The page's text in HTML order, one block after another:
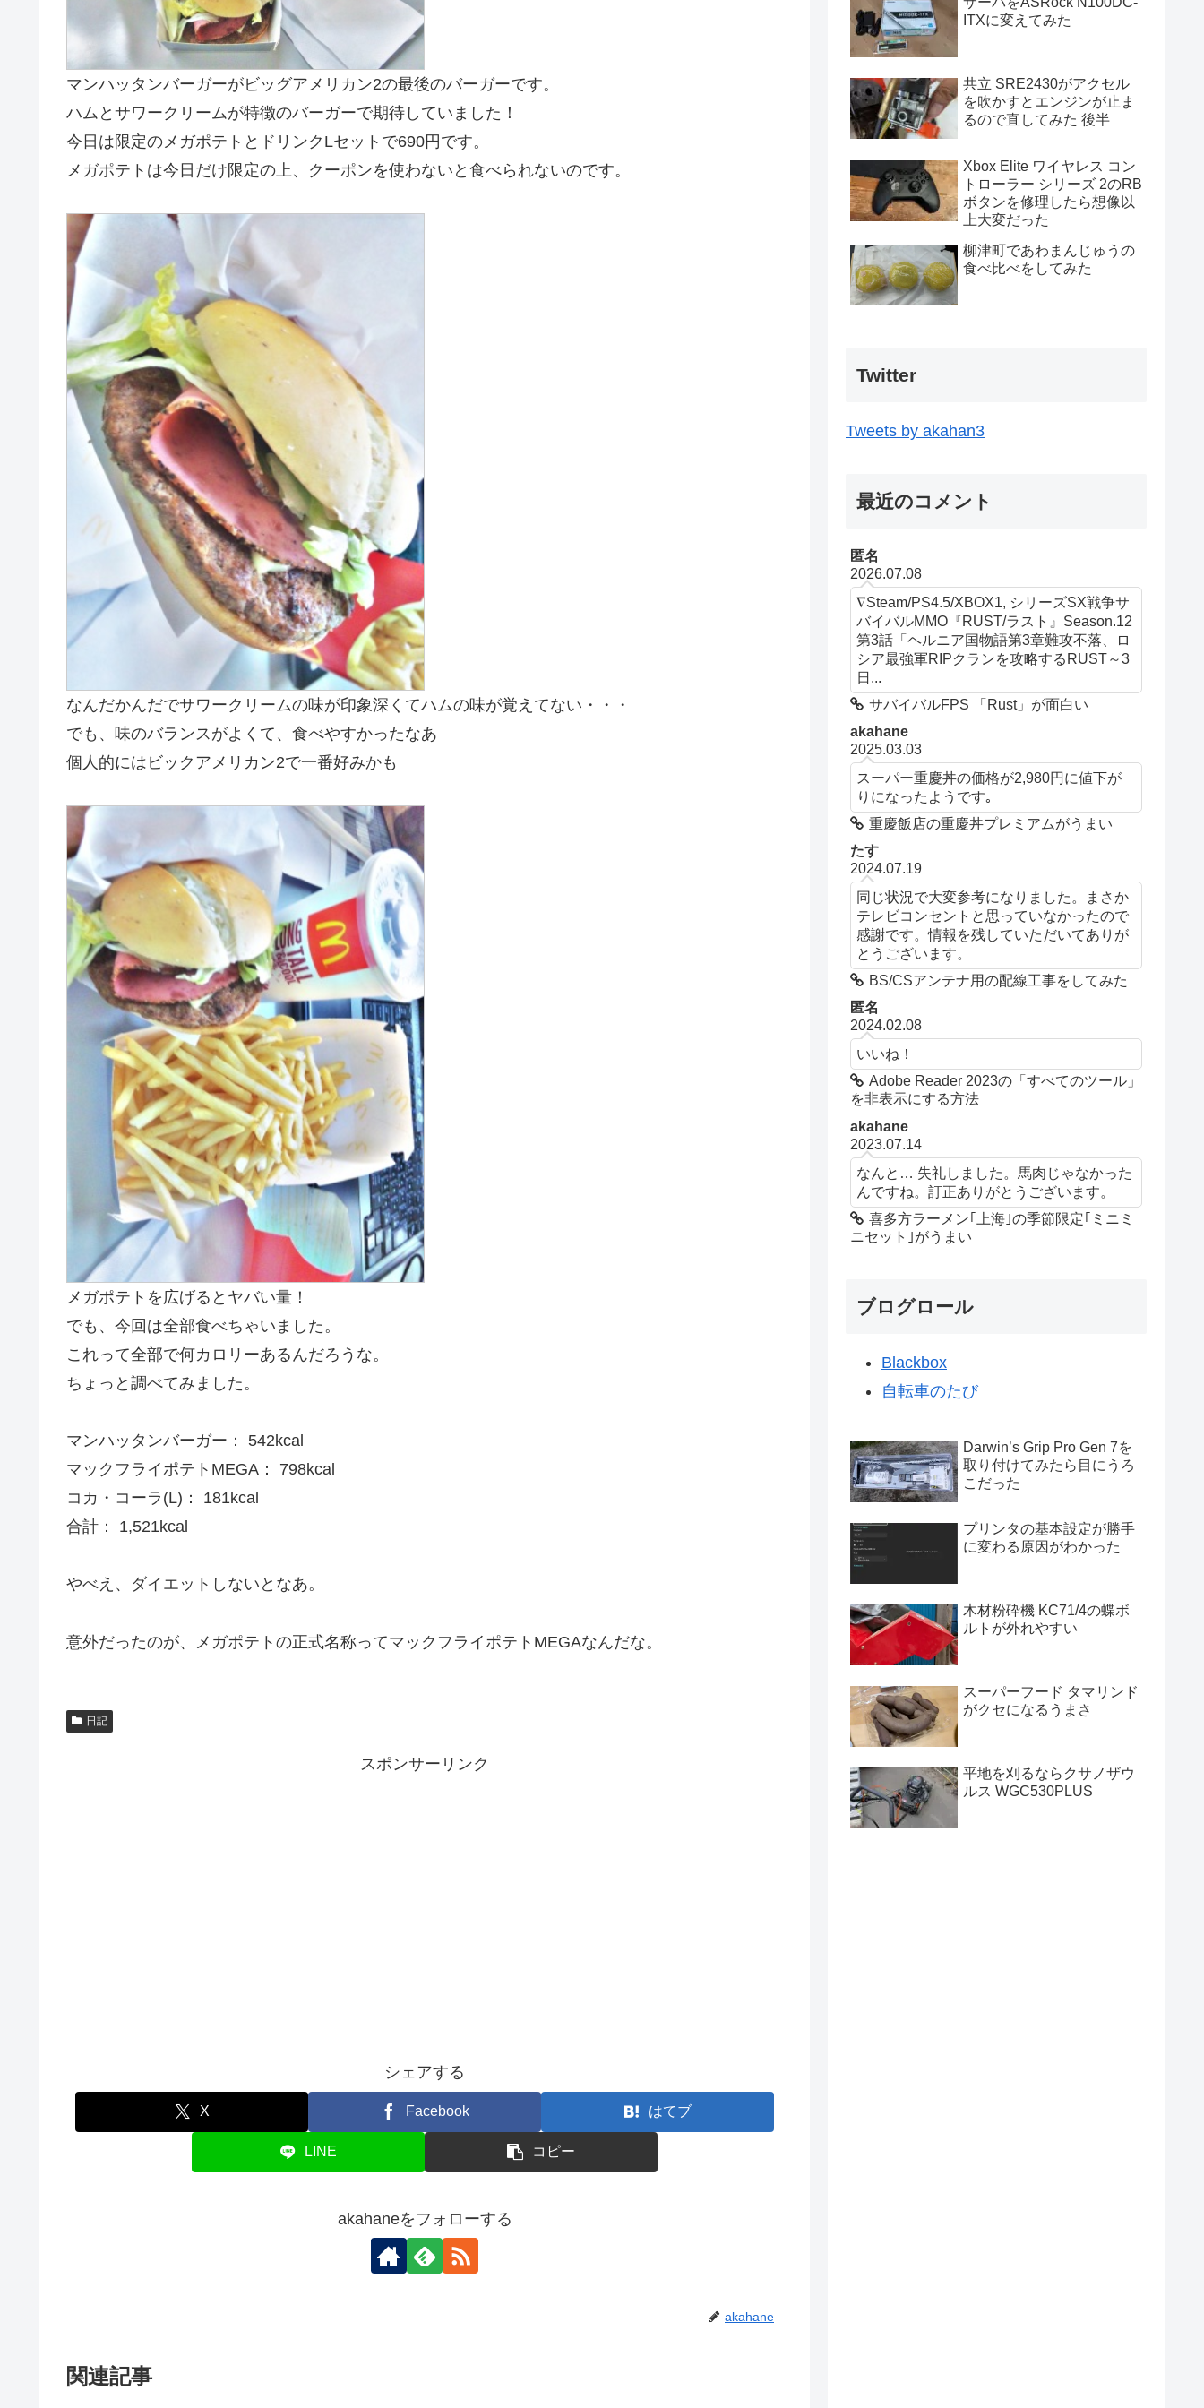
マンハッタンバーガーがビッグアメリカン2の最後のバーガーです。
ハムとサワークリームが特徴のバーガーで期待していました！
今日は限定のメガポテトとドリンクLセットで690円です。
メガポテトは今日だけ限定の上、クーポンを使わないと食べられないのです。
なんだかんだでサワークリームの味が印象深くてハムの味が覚えてない・・・
でも、味のバランスがよくて、食べやすかったなあ
個人的にはビックアメリカン2で一番好みかも
メガポテトを広げるとヤバい量！
でも、今回は全部食べちゃいました。
これって全部で何カロリーあるんだろうな。
ちょっと調べてみました。
マンハッタンバーガー： 542kcal
マックフライポテトMEGA： 798kcal
コカ・コーラ(L)： 181kcal
合計： 1,521kcal
やべえ、ダイエットしないとなあ。
意外だったのが、メガポテトの正式名称ってマックフライポテトMEGAなんだな。
日記
スポンサーリンク
シェアする
X Facebook はてブ
LINE コピー
akahaneをフォローする
akahane
関連記事
ITXに変えてみた
共立 SRE2430がアクセル
を吹かすとエンジンが止ま
るので直してみた 後半
Xbox Elite ワイヤレス コン
トローラー シリーズ 2のRB
ボタンを修理したら想像以
上大変だった
柳津町であわまんじゅうの
食べ比べをしてみた
Twitter
Tweets by akahan3
最近のコメント
匿名
2026.07.08
∇Steam/PS4.5/XBOX1, シリーズSX戦争サ
バイバルMMO『RUST/ラスト』Season.12
第3話「ヘルニア国物語第3章難攻不落、ロ
シア最強軍RIPクランを攻略するRUST～3
日...
サバイバルFPS 「Rust」が面白い
akahane
2025.03.03
スーパー重慶丼の価格が2,980円に値下が
りになったようです｡
重慶飯店の重慶丼プレミアムがうまい
たす
2024.07.19
同じ状況で大変参考になりました。まさか
テレビコンセントと思っていなかったので
感謝です。情報を残していただいてありが
とうございます。
BS/CSアンテナ用の配線工事をしてみた
匿名
2024.02.08
いいね！
Adobe Reader 2023の「すべてのツール」
を非表示にする方法
akahane
2023.07.14
なんと… 失礼しました。馬肉じゃなかった
んですね。訂正ありがとうございます。
喜多方ラーメン｢上海｣の季節限定｢ミニミ
ニセット｣がうまい
ブログロール
Blackbox
自転車のたび
Darwin’s Grip Pro Gen 7を
取り付けてみたら目にうろ
こだった
プリンタの基本設定が勝手
に変わる原因がわかった
木材粉砕機 KC71/4の蝶ボ
ルトが外れやすい
スーパーフード タマリンド
がクセになるうまさ
平地を刈るならクサノザウ
ルス WGC530PLUS